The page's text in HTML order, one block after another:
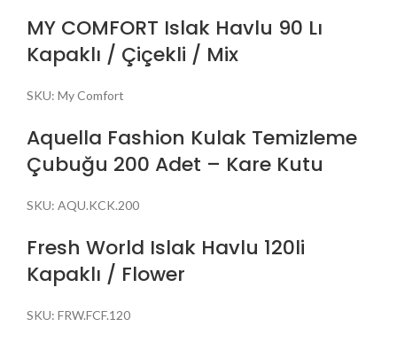
MY COMFORT Islak Havlu 90 Lı
Kapaklı / Çiçekli / Mix
SKU: My Comfort
Aquella Fashion Kulak Temizleme
Çubuğu 200 Adet – Kare Kutu
SKU: AQU.KCK.200
Fresh World Islak Havlu 120li
Kapaklı / Flower
SKU: FRW.FCF.120